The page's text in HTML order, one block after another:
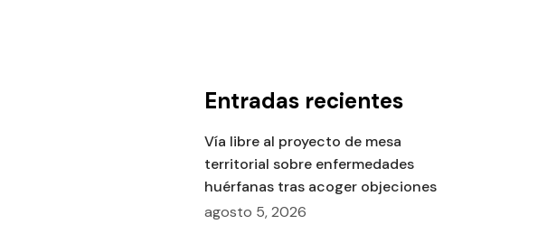
Entradas recientes
Vía libre al proyecto de mesa
territorial sobre enfermedades
huérfanas tras acoger objeciones
agosto 5, 2026